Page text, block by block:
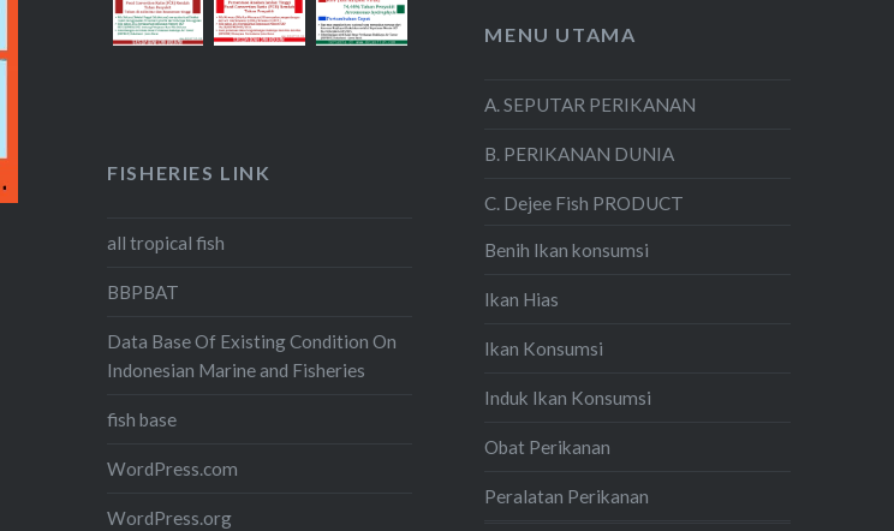
MENU UTAMA
A. SEPUTAR PERIKANAN
B. PERIKANAN DUNIA
C. Dejee Fish PRODUCT
Benih Ikan konsumsi
Ikan Hias
Ikan Konsumsi
Induk Ikan Konsumsi
Obat Perikanan
Peralatan Perikanan
FISHERIES LINK
all tropical fish
BBPBAT
Data Base Of Existing Condition On
Indonesian Marine and Fisheries
fish base
WordPress.com
WordPress.org